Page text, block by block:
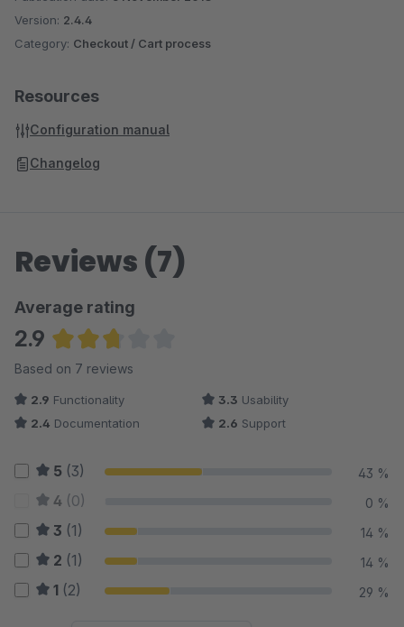
Version: 2.4.4
Category: Checkout / Cart process
Resources
Configuration manual
Changelog
Reviews (7)
Average rating
2.9
Average rating of 2.86 out of 5 stars
Based on 7 reviews
2.9 Functionality 3.3 Usability
2.4 Documentation 2.6 Support
5 (3) 43 %
4 (0) 0 %
3 (1) 14 %
2 (1) 14 %
1 (2) 29 %